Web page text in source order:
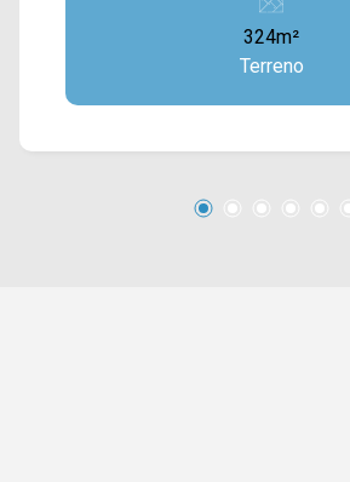
Localizado próximo à Av. João
Monte Castelo, Rod Luiz Ometto
Queiroz. Esta região conta com
de futebol, padaria Casa Di
prefeitura e fácil acesso a Centro. Entre
agende a sua visita!! WhatsApp
324m²
Terreno